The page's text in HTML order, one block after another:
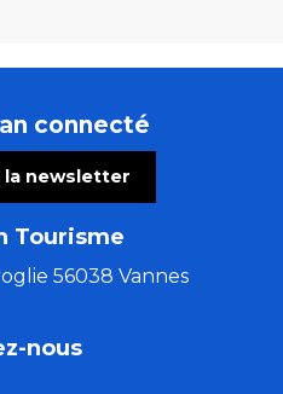
connecté
la newsletter
Tourisme
56038 Vannes
nous